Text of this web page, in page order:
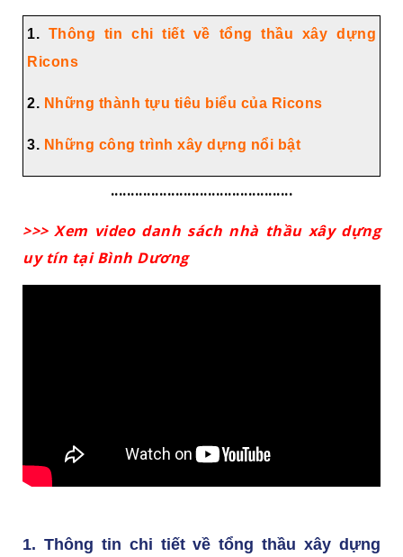
1. Thông tin chi tiết về tổng thầu xây dựng
Ricons
2. Những thành tựu tiêu biểu của Ricons
3. Những công trình xây dựng nổi bật
.............................................
>>> Xem video danh sách nhà thầu xây dựng
uy tín tại Bình Dương
1. Thông tin chi tiết về tổng thầu xây dựng